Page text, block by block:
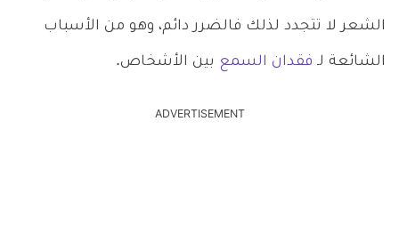
الشعر لا تتجدد لذلك فالضرر دائم، وهو من الأسباب
الشائعة لـ فقدان السمع بين الأشخاص.
ADVERTISEMENT